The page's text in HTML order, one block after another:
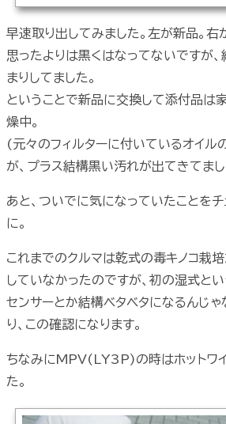
早速取り出してみました。左が新品。右
思ったよりは黒くはなってないですが
まりしてました。
ということで新品に交換して添付品は
燥中。
(元々のフィルターに付いているオイル
が、プラス結構黒い汚れが出てきてま
あと、ついでに気になっていたことをチ
に。
これまでのクルマは乾式の毒キノコ栽
していなかったのですが、初の湿式とい
センサーとか結構ベタベタになるんじ
り、この確認になります。
ちなみにMPV(LY3P)の時はホットワ
た。